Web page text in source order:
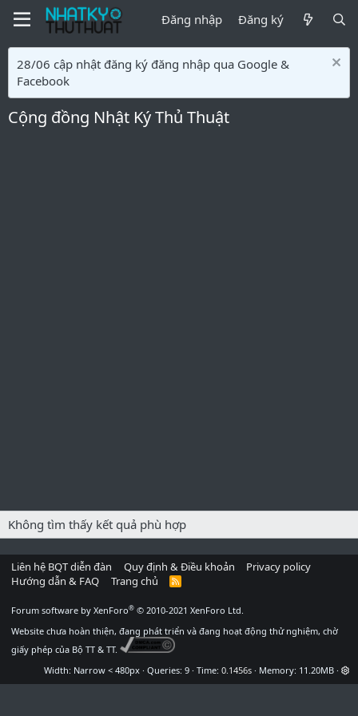
Đăng nhập Đăng ký
28/06 cập nhật đăng ký đăng nhập qua Google &
Facebook
Cộng đồng Nhật Ký Thủ Thuật
Không tìm thấy kết quả phù hợp
Liên hệ BQT diễn đàn Quy định & Điều khoản
Privacy policy
Hướng dẫn & FAQ
Trang chủ
R
Forum software by XenForo® © 2010-2021 XenForo Ltd.
Website chưa hoàn thiện, đang phát triển và đang hoạt động thử nghiệm, chờ
giấy phép của Bộ TT & TT.
Width
Queries 9 Time 0.1456s Memory 11.20MB